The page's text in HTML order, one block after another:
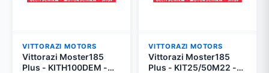
VITTORAZI MOTORS
Vittorazi Moster185
Plus - KITH100DEM -
VITTORAZI MOTORS
Vittorazi Moster185
Plus - KIT25/50M22 -